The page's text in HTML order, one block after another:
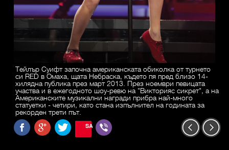
Тейлър Суифт започна американската обиколка от турнето
си RED в Омаха, щата Небраска, където пя пред близо 14-
хилядна публика през март 2013. През ноември певицата
участва и в ежегодното шоу-ревю на "Викторияс сикрет", а на
Американските музикални награди прибра най-много
статуетки - четири, като стана изпълнител на годината за
рекорден трети път.
SAVE